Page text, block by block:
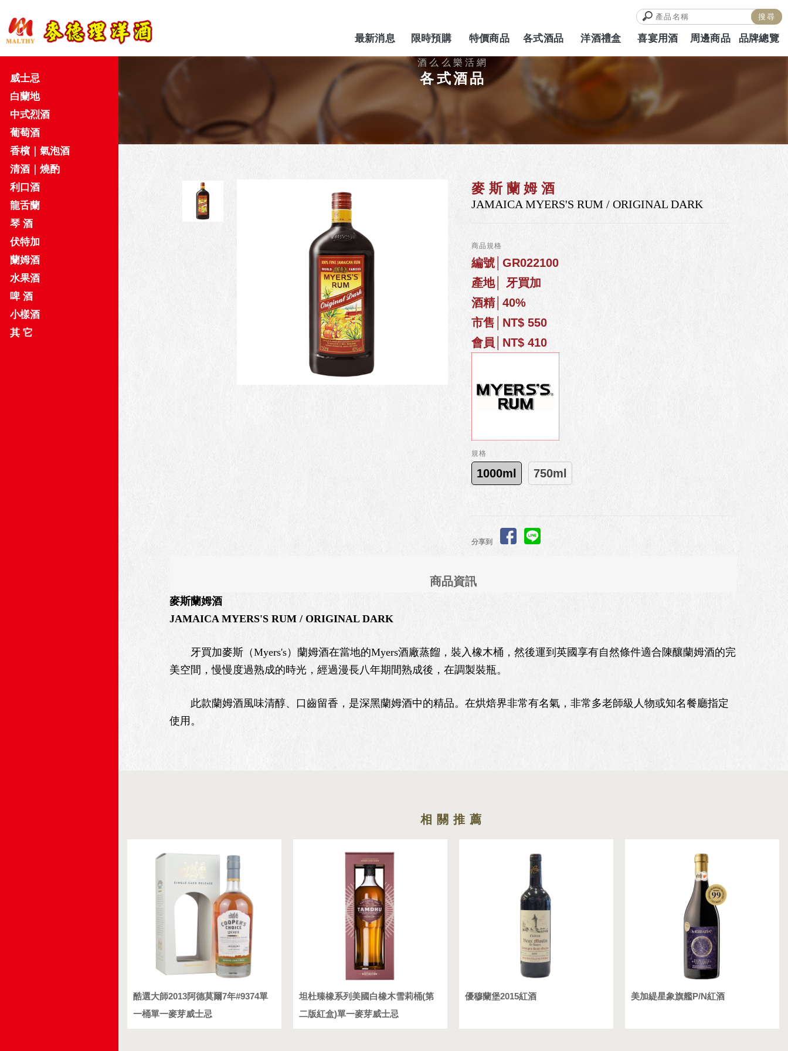
最新消息
NEWS
限時預購
PREORDER
特價商品
SPECIAL
各式酒品 洋酒禮盒
HAMPERS
喜宴用酒
WEDDING
周邊商品 品牌總覽
各式酒品
麥斯蘭姆酒
JAMAICA MYERS'S RUM / ORIGINAL DARK
商品規格
編號│GR022100
產地│ 牙買加
酒精│40%
市售│NT$ 550
會員│NT$ 410
規格
1000ml 750ml
分享到
商品資訊
麥斯蘭姆酒
JAMAICA MYERS'S RUM / ORIGINAL DARK
牙買加麥斯（Myers's）蘭姆酒在當地的Myers酒廠蒸餾，裝入橡木桶，然後運到英國享有自然條件適合陳釀蘭姆酒的完
美空間，慢慢度過熟成的時光，經過漫長八年期間熟成後，在調製裝瓶。
此款蘭姆酒風味清醇、口齒留香，是深黑蘭姆酒中的精品。在烘焙界非常有名氣，非常多老師級人物或知名餐廳指定
使用。
酷選大師2013阿德莫爾7年#9374單
一桶單一麥芽威士忌
坦杜臻橡系列美國白橡木雪莉桶(第
二版紅盒)單一麥芽威士忌
優穆蘭堡2015紅酒 美加緹星象旗艦P/N紅酒
威士忌
白蘭地
中式烈酒
葡萄酒
香檳｜氣泡酒
清酒｜燒酌
利口酒
龍舌蘭
琴 酒
伏特加
蘭姆酒
水果酒
啤 酒
小樣酒
其 它